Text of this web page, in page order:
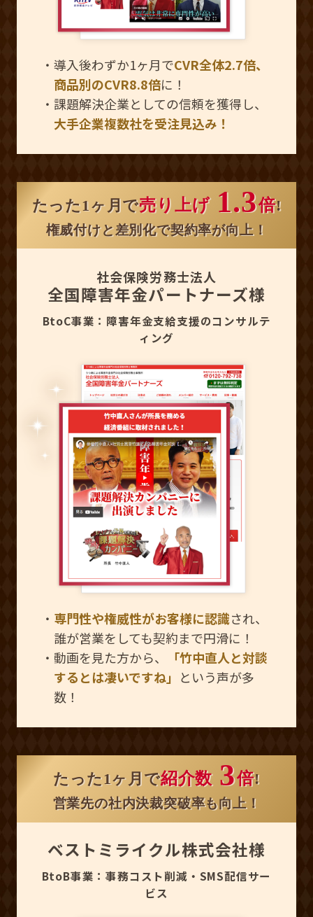
・導⼊後わずか1ヶ⽉でCVR全体2.7倍、
商品別のCVR8.8倍に！
・課題解決企業としての信頼を獲得し、
⼤⼿企業複数社を受注⾒込み！
たった1ヶ月で売り上げ 1.3倍!
権威付けと差別化で契約率が向上！
社会保険労務士法人
全国障害年金パートナーズ様
BtoC事業：障害年金支給支援のコンサルテ
ィング
・ 専門性や権威性がお客様に認識され、
誰が営業をしても契約まで円滑に！
・動画を見た方から、
「竹中直人と対談
するとは凄いですね」 という声が多
数！
たった1ヶ月で紹介数 3倍!
営業先の社内決裁突破率も向上！
ベストミライクル株式会社様
BtoB事業：事務コスト削減・SMS配信サー
ビス